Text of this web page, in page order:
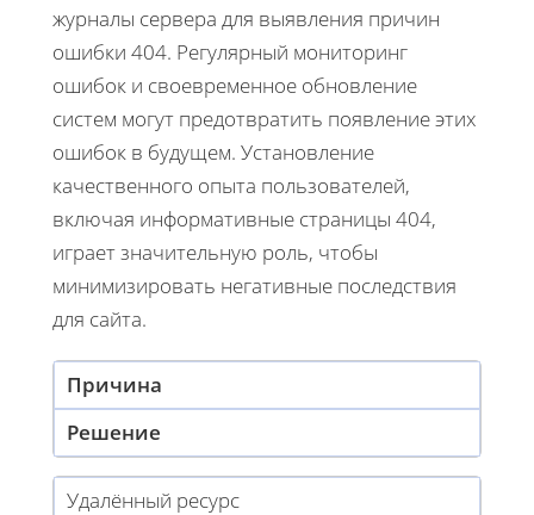
журналы сервера для выявления причин
ошибки 404. Регулярный мониторинг
ошибок и своевременное обновление
систем могут предотвратить появление этих
ошибок в будущем. Установление
качественного опыта пользователей,
включая информативные страницы 404,
играет значительную роль, чтобы
минимизировать негативные последствия
для сайта.
Причина
Решение
Удалённый ресурс